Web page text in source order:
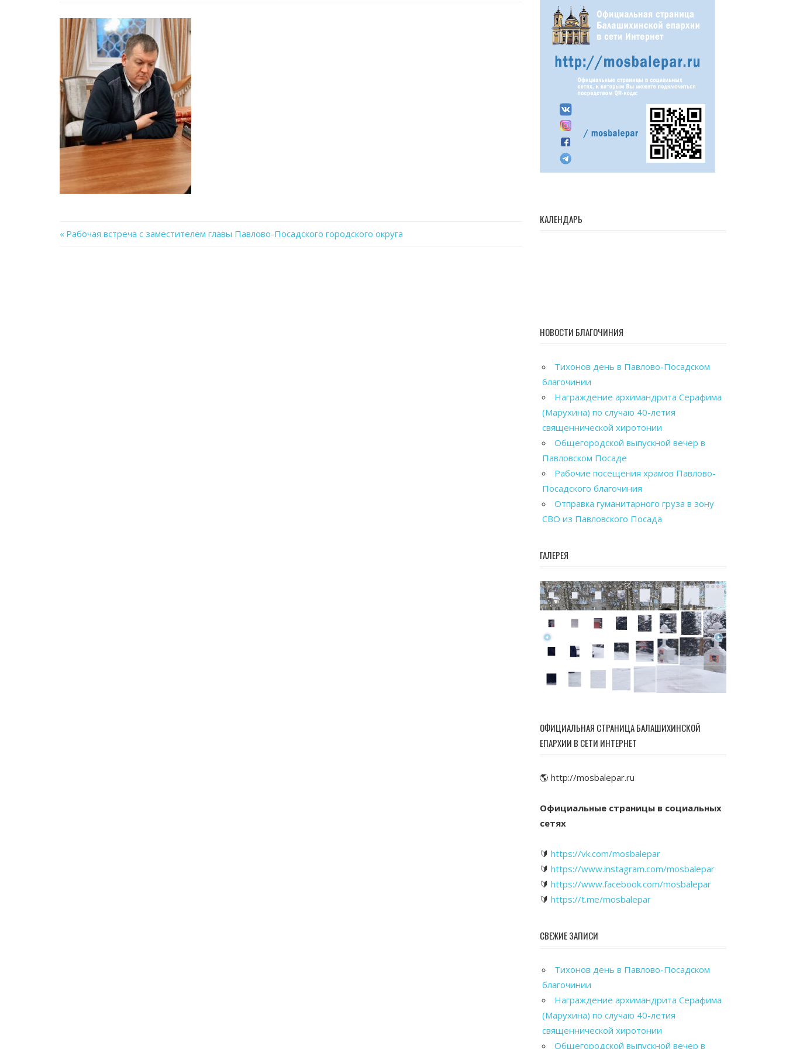
Previous
Рабочая встреча с заместителем главы Павлово-Посадского городского округа
КАЛЕНДАРЬ
НОВОСТИ БЛАГОЧИНИЯ
Тихонов день в Павлово-Посадском
благочинии
Награждение архимандрита Серафима
(Марухина) по случаю 40-летия
священнической хиротонии
Общегородской выпускной вечер в
Павловском Посаде
Рабочие посещения храмов Павлово-
Посадского благочиния
Отправка гуманитарного груза в зону
СВО из Павловского Посада
ГАЛЕРЕЯ
ОФИЦИАЛЬНАЯ СТРАНИЦА БАЛАШИХИНСКОЙ
ЕПАРХИИ В СЕТИ ИНТЕРНЕТ
🌎 http://mosbalepar.ru
Официальные страницы в социальных
сетях
🔰 https://vk.com/mosbalepar
🔰 https://www.instagram.com/mosbalepar
🔰 https://www.facebook.com/mosbalepar
🔰 https://t.me/mosbalepar
СВЕЖИЕ ЗАПИСИ
Тихонов день в Павлово-Посадском
благочинии
Награждение архимандрита Серафима
(Марухина) по случаю 40-летия
священнической хиротонии
Общегородской выпускной вечер в